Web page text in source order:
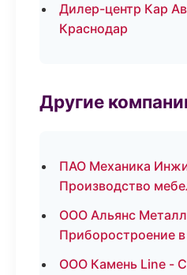
Дилер-центр Кар
Краснодар
Другие
ПАО Механика
Производство
ООО Альянс
Приборостроение
ООО Камень Line -